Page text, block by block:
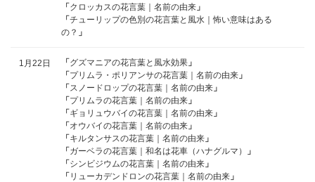
「クロッカスの花言葉｜名前の由来 」
「チューリップの色別の花言葉と風水｜怖い意味はある
の？ 」
1月22日 「グズマニアの花言葉と風水効果 」
「プリムラ・ポリアンサの花言葉｜名前の由来 」
「スノードロップの花言葉｜名前の由来 」
「プリムラの花言葉｜名前の由来 」
「ギョリュウバイの花言葉｜名前の由来 」
「オウバイの花言葉｜名前の由来 」
「キルタンサスの花言葉｜名前の由来 」
「ガーベラの花言葉｜和名は花車（ハナグルマ）
」
「シンビジウムの花言葉｜名前の由来 」
「リューカデンドロンの花言葉｜名前の由来 」